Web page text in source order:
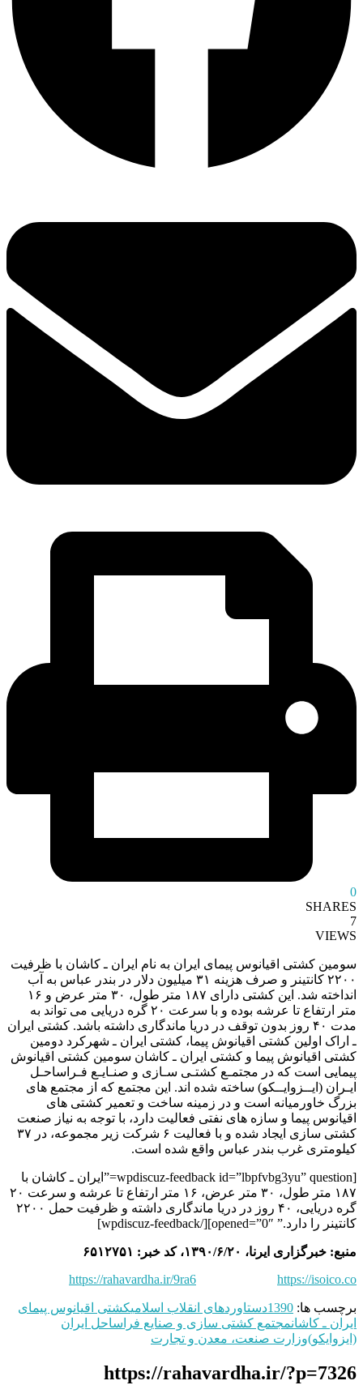
0
SHARES
7
VIEWS
سومین کشتی اقیانوس پیمای ایران به نام ایران ـ کاشان با ظرفیت
۲۲۰۰ کانتینر و صرف هزینه ۳۱ میلیون دلار در بندر عباس به آب
انداخته شد. این کشتی دارای ۱۸۷ متر طول، ۳۰ متر عرض و ۱۶
متر ارتفاع تا عرشه بوده و با سرعت ۲۰ گره دریایی می تواند به
مدت ۴۰ روز بدون توقف در دریا ماندگاری داشته باشد. کشتی ایران
ـ اراک اولین کشتی اقیانوش پیما، کشتی ایران ـ شهرکرد دومین
کشتی اقیانوش پیما و کشتی ایران ـ کاشان سومین کشتی اقیانوش
پیمایی است که در مجتمـع کشتـی سـازی و صنـایـع فـراساحـل
ایـران (ایــزوایــکو) ساخته شده اند. این مجتمع که از مجتمع های
بزرگ خاورمیانه است و در زمینه ساخت و تعمیر کشتی های
اقیانوس پیما و سازه های نفتی فعالیت دارد، با توجه به نیاز صنعت
کشتی سازی ایجاد شده و با فعالیت ۶ شرکت زیر مجموعه، در ۳۷
کیلومتری غرب بندر عباس واقع شده است.
[wpdiscuz-feedback id=”lbpfvbg3yu” question=”ایران ـ کاشان با
۱۸۷ متر طول، ۳۰ متر عرض، ۱۶ متر ارتفاع تا عرشه و سرعت ۲۰
گره دریایی، ۴۰ روز در دریا ماندگاری داشته و ظرفیت حمل ۲۲۰۰
کانتینر را دارد.” opened=”0″][/wpdiscuz-feedback]
منبع: خبرگزاری ایرنا، ۱۳۹۰/۶/۲۰، کد خبر: ۶۵۱۲۷۵۱
https://rahavardha.ir/9ra6
https://isoico.co
برچسب ها: 1390دستاوردهای انقلاب اسلامیکشتی اقیانوس پیمای
ایران ـ کاشانمجتمع کشتی سازی و صنایع فراساحل ایران
(ایزوایکو)وزارت صنعت، معدن و تجارت
https://rahavardha.ir/?p=7326